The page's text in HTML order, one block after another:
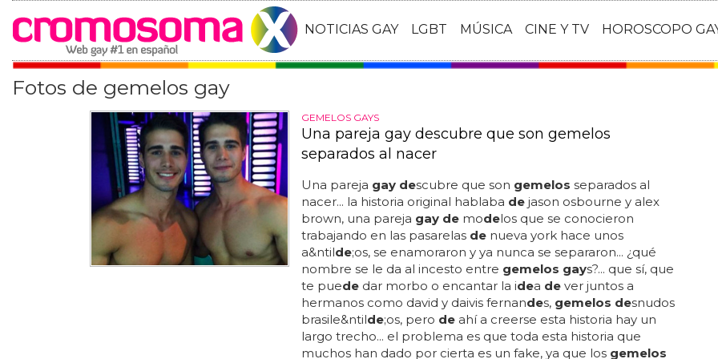
NOTICIAS GAY LGBT MÚSICA CINE Y TV HOROSCOPO
Fotos de gemelos gay
GEMELOS GAYS
Una pareja gay descubre que son gemelos
separados al nacer
Una pareja gay descubre que son gemelos separados al
nacer... la historia original hablaba dejason osbourne y alex
brown, una pareja gay demodelos que se conocieron
trabajando en las pasarelas denueva york hace unos
a&ntilde;os, se enamoraron y ya nunca se separaron... ¿qué
nombre se le da al incesto entre gemelos gays?... que sí, que
te puededar morbo o encantar la idea dever juntos a
hermanos como david y daivis fernandes, gemelos desnudos
brasile&ntilde;os, pero deahí a creerse esta historia hay un
largo trecho... el problema es que toda esta historia que
muchos han dado por cierta es un fake, ya que los gemelos